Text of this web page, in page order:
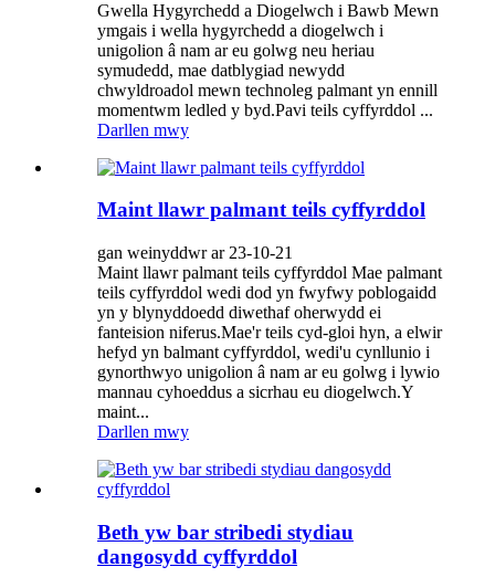
Gwella Hygyrchedd a Diogelwch i Bawb Mewn
ymgais i wella hygyrchedd a diogelwch i
unigolion â nam ar eu golwg neu heriau
symudedd, mae datblygiad newydd
chwyldroadol mewn technoleg palmant yn ennill
momentwm ledled y byd.Pavi teils cyffyrddol ...
Darllen mwy
Maint llawr palmant teils cyffyrddol
gan weinyddwr ar 23-10-21
Maint llawr palmant teils cyffyrddol Mae palmant
teils cyffyrddol wedi dod yn fwyfwy poblogaidd
yn y blynyddoedd diwethaf oherwydd ei
fanteision niferus.Mae'r teils cyd-gloi hyn, a elwir
hefyd yn balmant cyffyrddol, wedi'u cynllunio i
gynorthwyo unigolion â nam ar eu golwg i lywio
mannau cyhoeddus a sicrhau eu diogelwch.Y
maint...
Darllen mwy
Beth yw bar stribedi stydiau
dangosydd cyffyrddol